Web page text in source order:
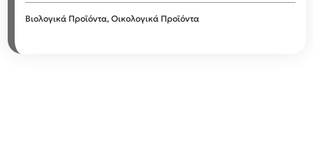
Βιολογικά Προϊόντα, Οικολογικά Προϊόντα